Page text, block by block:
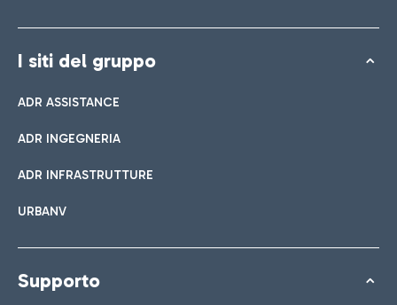
I siti del gruppo
ADR ASSISTANCE
ADR INGEGNERIA
ADR INFRASTRUTTURE
URBANV
Supporto